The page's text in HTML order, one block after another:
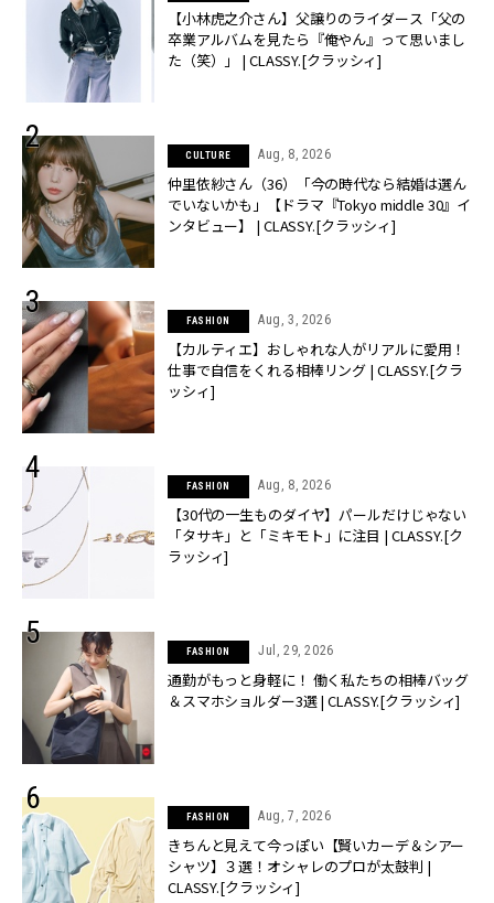
【小林虎之介さん】父譲りのライダース「父の
卒業アルバムを見たら『俺やん』って思いまし
た（笑）」 | CLASSY.[クラッシィ]
CULTURE Aug, 8, 2026
仲里依紗さん（36）「今の時代なら結婚は選ん
でいないかも」【ドラマ『Tokyo middle 30』イ
ンタビュー】 | CLASSY.[クラッシィ]
FASHION Aug, 3, 2026
【カルティエ】おしゃれな人がリアルに愛用！
仕事で自信をくれる相棒リング | CLASSY.[クラ
ッシィ]
FASHION Aug, 8, 2026
【30代の一生ものダイヤ】パールだけじゃない
「タサキ」と「ミキモト」に注目 | CLASSY.[ク
ラッシィ]
FASHION Jul, 29, 2026
通勤がもっと身軽に！ 働く私たちの相棒バッグ
＆スマホショルダー3選 | CLASSY.[クラッシィ]
FASHION Aug, 7, 2026
きちんと見えて今っぽい【賢いカーデ＆シアー
シャツ】３選！オシャレのプロが太鼓判 |
CLASSY.[クラッシィ]